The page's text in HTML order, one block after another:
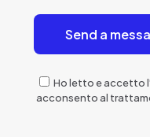
Ho letto e accetto l'
acconsento al